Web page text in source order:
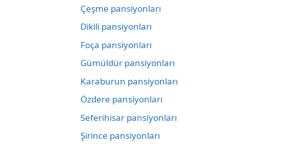
Çeşme pansiyonları
Dikili pansiyonları
Foça pansiyonları
Gümüldür pansiyonları
Karaburun pansiyonları
Özdere pansiyonları
Seferihisar pansiyonları
Şirince pansiyonları